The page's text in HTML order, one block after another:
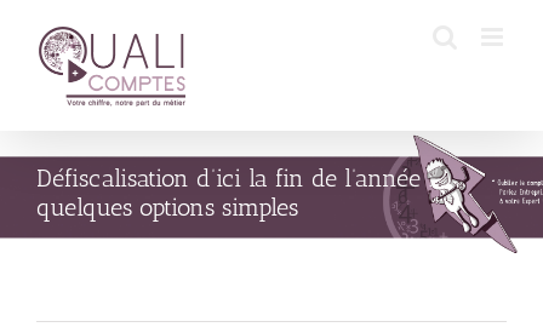
contenu
Défiscalisation d’ici la fin de l’année :
quelques options simples